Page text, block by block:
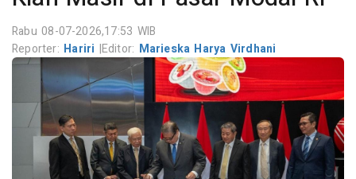
Rabu 08-07-2026,17:53 WIB
Reporter: Hariri |Editor: Marieska Harya Virdhani